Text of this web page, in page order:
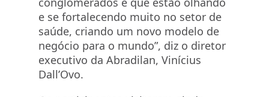
e se fortalecendo muito no setor de
saúde, criando um novo modelo de
negócio para o mundo”, diz o diretor
executivo da Abradilan, Vinícius
Dall’Ovo.